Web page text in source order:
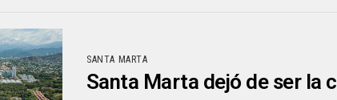
SANTA MARTA
Santa Marta dejó de ser la